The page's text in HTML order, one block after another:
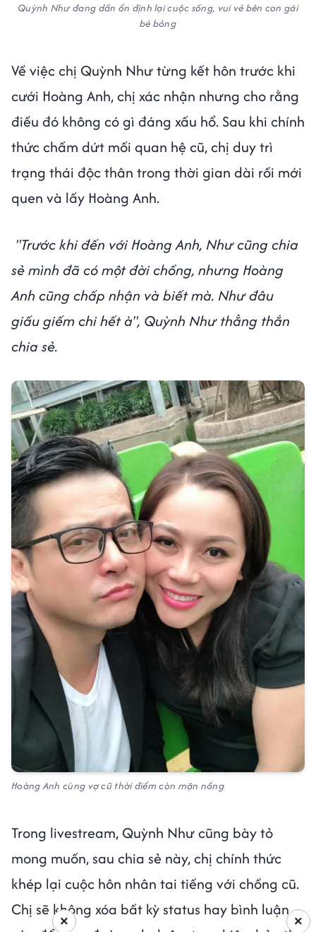
Quỳnh Như đang dần ổn định lại cuộc sống, vui vẻ bên con gái
bé bỏng
Về việc chị Quỳnh Như từng kết hôn trước khi
cưới Hoàng Anh, chị xác nhận nhưng cho rằng
điều đó không có gì đáng xấu hổ. Sau khi chính
thức chấm dứt mối quan hệ cũ, chị duy trì
trạng thái độc thân trong thời gian dài rồi mới
quen và lấy Hoàng Anh.
"Trước khi đến với Hoàng Anh, Như cũng chia
sẻ mình đã có một đời chồng, nhưng Hoàng
Anh cũng chấp nhận và biết mà. Như đâu
giấu giếm chi hết à", Quỳnh Như thẳng thắn
chia sẻ.
Hoàng Anh cùng vợ cũ thời điểm còn mặn nồng
Trong livestream, Quỳnh Như cũng bày tỏ
mong muốn, sau chia sẻ này, chị chính thức
khép lại cuộc hôn nhân tai tiếng với chồng cũ.
Chị sẽ không xóa bất kỳ status hay bình luận
×
×